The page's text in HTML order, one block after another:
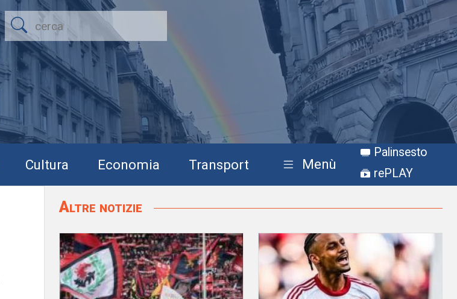
Cultura Economia Transport Menù
Palinsesto
rePLAY
Altre notizie